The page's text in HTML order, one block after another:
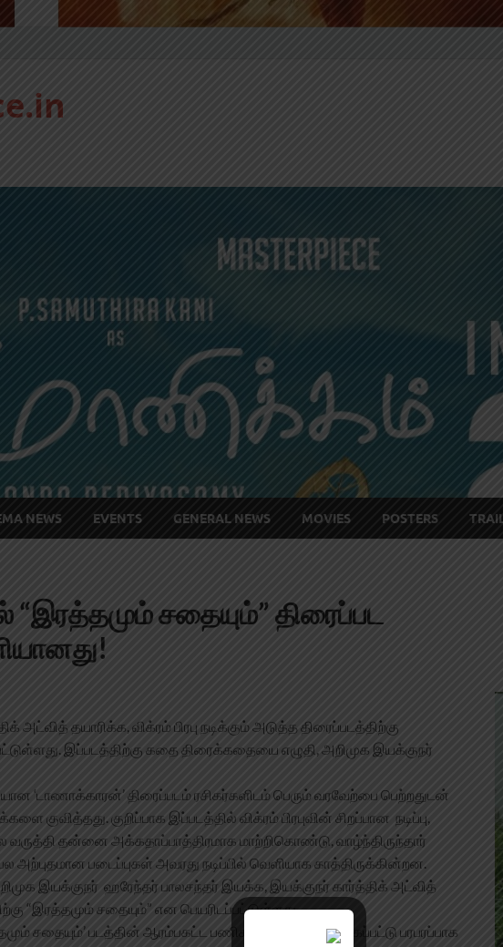
NEWS EVENTS GENERAL NEWS MOVIES POSTERS
“இரத்தமும் சதையும்” திரைப்பட
அட்வித் தயாரிக்க, விக்ரம் பிரபு நடிக்கும் அடுத்த திரைப்படத்திற்கு
இப்படத்திற்கு கதை திரைக்கதையை எழுதி, அறிமுக இயக்குநர்
‘டாணாக்காரன்’ திரைப்படம் ரசிகர்களிடம் பெரும் வரவேற்பை பெற்றதுடன்
குவித்தது. குறிப்பாக இப்படத்தில் விக்ரம் பிரபுவின் சிறப்பான நடிப்பு,
வருத்தி தன்னை அக்கதாப்பாத்திரமாக மாற்றிகொண்டு, வாழ்ந்திருந்தார்
பல அற்புதமான படைப்புகள் அவரது நடிப்பில் வெளியாக காத்திருக்கின்றன.
அறிமுக இயக்குநர் ஹரேந்தர் பாலசந்தர் இயக்க, இயக்குநர் கார்த்திக் அட்வித்
“இரத்தமும் சதையும்” என பெயரிடப்பட்டுள்ளது.
சதையும்’ படத்தின் ஆரம்பகட்ட பணிகள் தற்போது துவங்கப்பட்டு பரபரப்பாக